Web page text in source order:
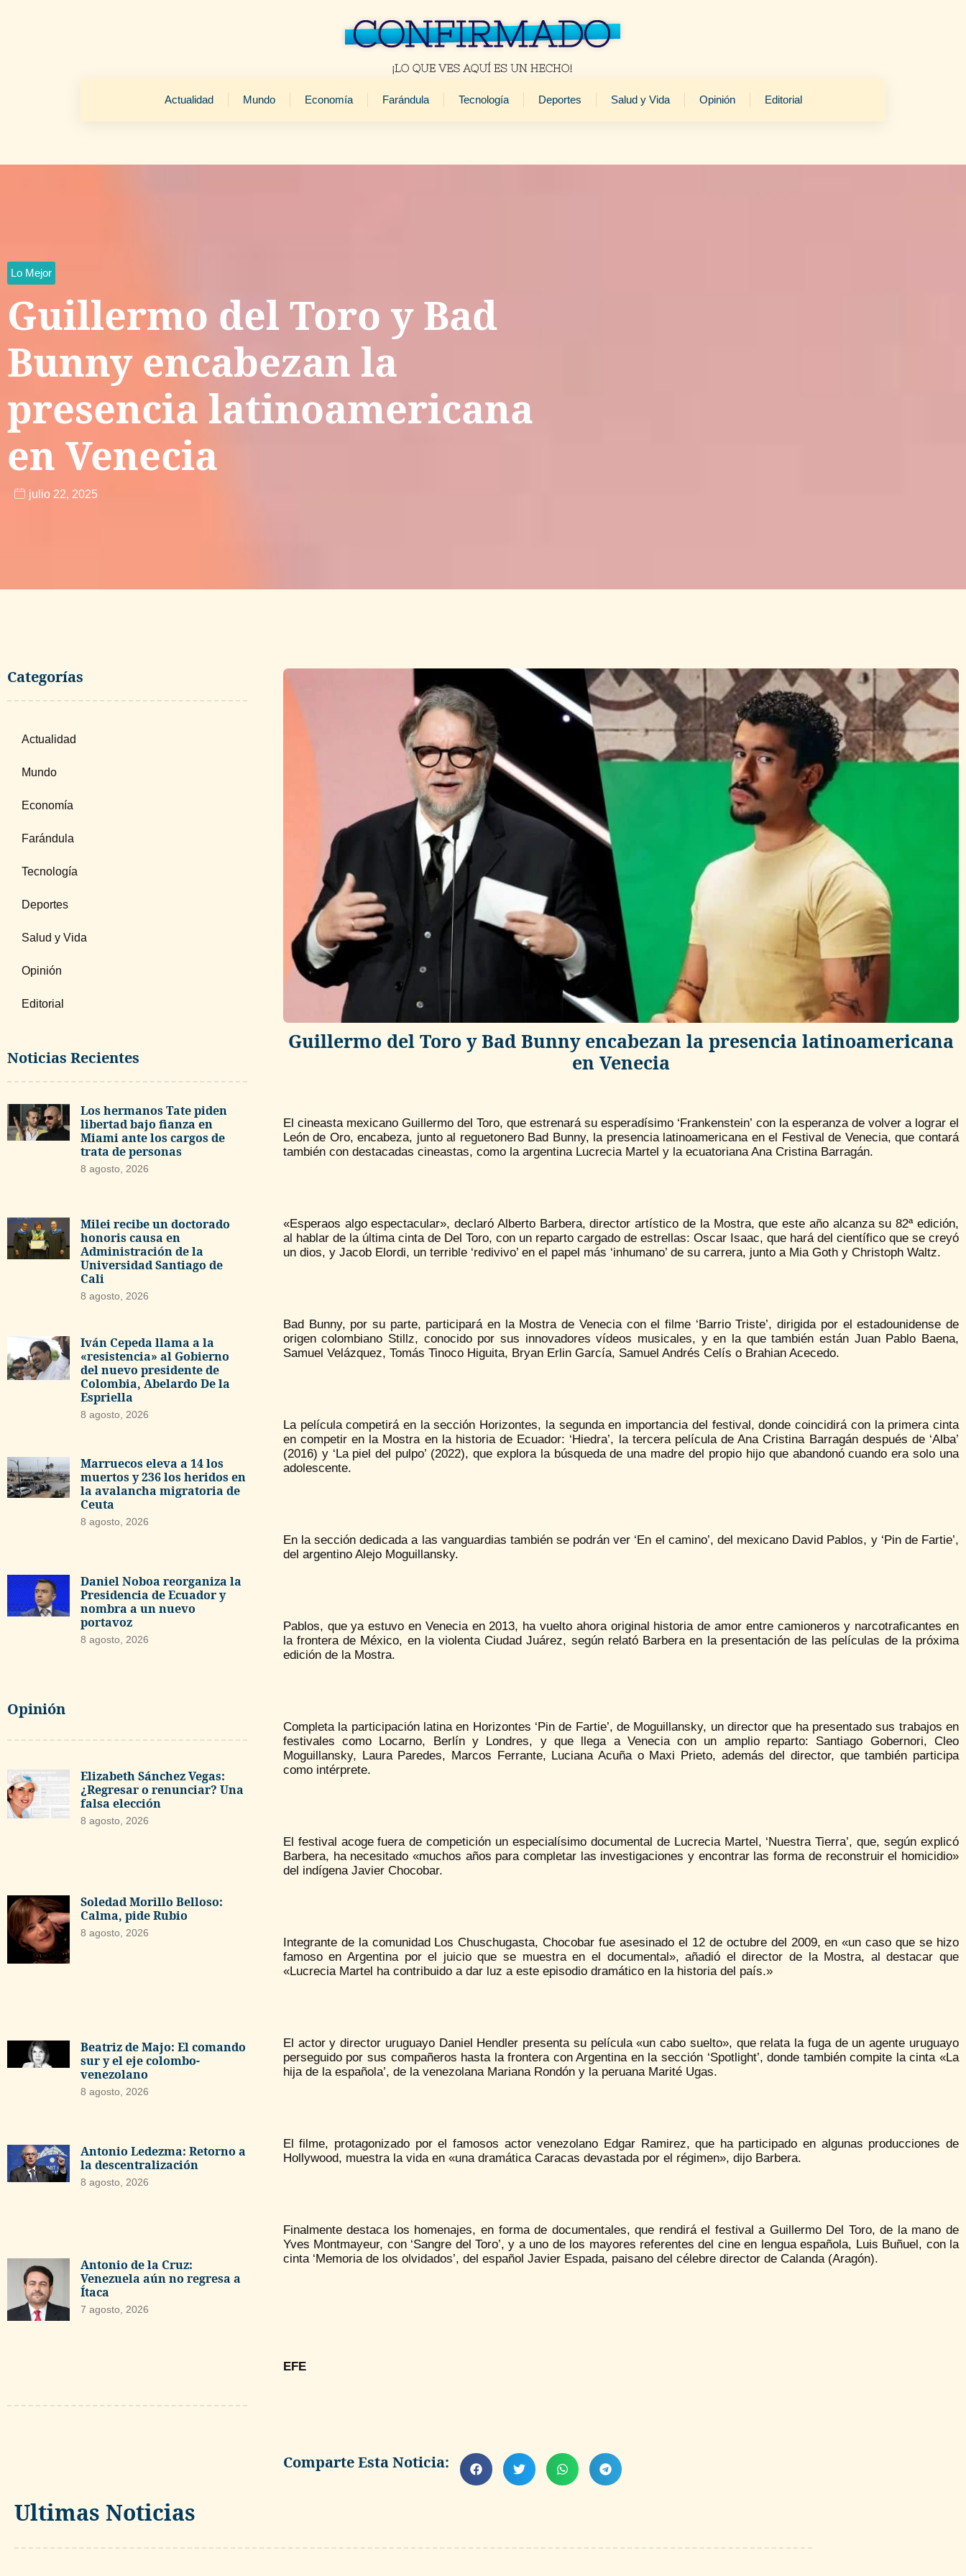
Actualidad Mundo Economía Farándula Tecnología Deportes Salud y Vida Opinión Editorial
Lo Mejor
Guillermo del Toro y Bad
Bunny encabezan la
presencia latinoamericana
en Venecia
julio 22, 2025
Categorías
Actualidad
Mundo
Economía
Farándula
Tecnología
Deportes
Salud y Vida
Opinión
Editorial
Noticias Recientes
Los hermanos Tate piden
libertad bajo fianza en
Miami ante los cargos de
trata de personas
8 agosto, 2026
Milei recibe un doctorado
honoris causa en
Administración de la
Universidad Santiago de
Cali
8 agosto, 2026
Iván Cepeda llama a la
«resistencia» al Gobierno
del nuevo presidente de
Colombia, Abelardo De la
Espriella
8 agosto, 2026
Marruecos eleva a 14 los
muertos y 236 los heridos en
la avalancha migratoria de
Ceuta
8 agosto, 2026
Daniel Noboa reorganiza la
Presidencia de Ecuador y
nombra a un nuevo
portavoz
8 agosto, 2026
Opinión
Elizabeth Sánchez Vegas:
¿Regresar o renunciar? Una
falsa elección
8 agosto, 2026
Soledad Morillo Belloso:
Calma, pide Rubio
8 agosto, 2026
Beatriz de Majo: El comando
sur y el eje colombo-
venezolano
8 agosto, 2026
Antonio Ledezma: Retorno a
la descentralización
8 agosto, 2026
Antonio de la Cruz:
Venezuela aún no regresa a
Ítaca
7 agosto, 2026
Guillermo del Toro y Bad Bunny encabezan la presencia latinoamericana
en Venecia
El cineasta mexicano Guillermo del Toro, que estrenará su esperadísimo ‘Frankenstein’ con la esperanza de volver a lograr el
León de Oro, encabeza, junto al reguetonero Bad Bunny, la presencia latinoamericana en el Festival de Venecia, que contará
también con destacadas cineastas, como la argentina Lucrecia Martel y la ecuatoriana Ana Cristina Barragán.
«Esperaos algo espectacular», declaró Alberto Barbera, director artístico de la Mostra, que este año alcanza su 82ª edición,
al hablar de la última cinta de Del Toro, con un reparto cargado de estrellas: Oscar Isaac, que hará del científico que se creyó
un dios, y Jacob Elordi, un terrible ‘redivivo’ en el papel más ‘inhumano’ de su carrera, junto a Mia Goth y Christoph Waltz.
Bad Bunny, por su parte, participará en la Mostra de Venecia con el filme ‘Barrio Triste’, dirigida por el estadounidense de
origen colombiano Stillz, conocido por sus innovadores vídeos musicales, y en la que también están Juan Pablo Baena,
Samuel Velázquez, Tomás Tinoco Higuita, Bryan Erlin García, Samuel Andrés Celís o Brahian Acecedo.
La película competirá en la sección Horizontes, la segunda en importancia del festival, donde coincidirá con la primera cinta
en competir en la Mostra en la historia de Ecuador: ‘Hiedra’, la tercera película de Ana Cristina Barragán después de ‘Alba’
(2016) y ‘La piel del pulpo’ (2022), que explora la búsqueda de una madre del propio hijo que abandonó cuando era solo una
adolescente.
En la sección dedicada a las vanguardias también se podrán ver ‘En el camino’, del mexicano David Pablos, y ‘Pin de Fartie’,
del argentino Alejo Moguillansky.
Pablos, que ya estuvo en Venecia en 2013, ha vuelto ahora original historia de amor entre camioneros y narcotraficantes en
la frontera de México, en la violenta Ciudad Juárez, según relató Barbera en la presentación de las películas de la próxima
edición de la Mostra.
Completa la participación latina en Horizontes ‘Pin de Fartie’, de Moguillansky, un director que ha presentado sus trabajos en
festivales como Locarno, Berlín y Londres, y que llega a Venecia con un amplio reparto: Santiago Gobernori, Cleo
Moguillansky, Laura Paredes, Marcos Ferrante, Luciana Acuña o Maxi Prieto, además del director, que también participa
como intérprete.
El festival acoge fuera de competición un especialísimo documental de Lucrecia Martel, ‘Nuestra Tierra’, que, según explicó
Barbera, ha necesitado «muchos años para completar las investigaciones y encontrar las forma de reconstruir el homicidio»
del indígena Javier Chocobar.
Integrante de la comunidad Los Chuschugasta, Chocobar fue asesinado el 12 de octubre del 2009, en «un caso que se hizo
famoso en Argentina por el juicio que se muestra en el documental», añadió el director de la Mostra, al destacar que
«Lucrecia Martel ha contribuido a dar luz a este episodio dramático en la historia del país.»
El actor y director uruguayo Daniel Hendler presenta su película «un cabo suelto», que relata la fuga de un agente uruguayo
perseguido por sus compañeros hasta la frontera con Argentina en la sección ‘Spotlight’, donde también compite la cinta «La
hija de la española’, de la venezolana Mariana Rondón y la peruana Marité Ugas.
El filme, protagonizado por el famosos actor venezolano Edgar Ramirez, que ha participado en algunas producciones de
Hollywood, muestra la vida en «una dramática Caracas devastada por el régimen», dijo Barbera.
Finalmente destaca los homenajes, en forma de documentales, que rendirá el festival a Guillermo Del Toro, de la mano de
Yves Montmayeur, con ‘Sangre del Toro’, y a uno de los mayores referentes del cine en lengua española, Luis Buñuel, con la
cinta ‘Memoria de los olvidados’, del español Javier Espada, paisano del célebre director de Calanda (Aragón).
EFE
Comparte Esta Noticia:
Ultimas Noticias